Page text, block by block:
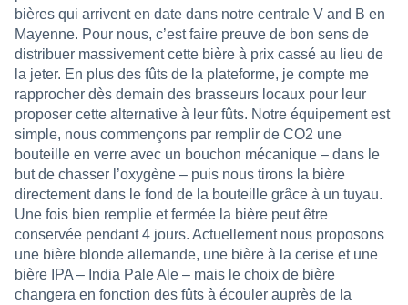
bières qui arrivent en date dans notre centrale V and B en
Mayenne. Pour nous, c’est faire preuve de bon sens de
distribuer massivement cette bière à prix cassé au lieu de
la jeter. En plus des fûts de la plateforme, je compte me
rapprocher dès demain des brasseurs locaux pour leur
proposer cette alternative à leur fûts. Notre équipement est
simple, nous commençons par remplir de CO2 une
bouteille en verre avec un bouchon mécanique – dans le
but de chasser l’oxygène – puis nous tirons la bière
directement dans le fond de la bouteille grâce à un tuyau.
Une fois bien remplie et fermée la bière peut être
conservée pendant 4 jours. Actuellement nous proposons
une bière blonde allemande, une bière à la cerise et une
bière IPA – India Pale Ale – mais le choix de bière
changera en fonction des fûts à écouler auprès de la